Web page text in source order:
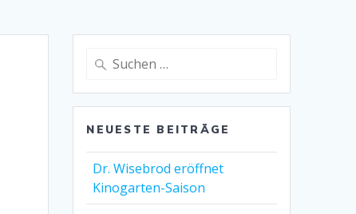
Suche
nach:
NEUESTE BEITRÄGE
Dr. Wisebrod eröffnet
Kinogarten-Saison